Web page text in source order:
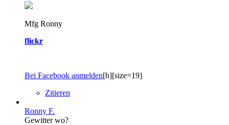
Mfg Ronny
flickr
Bei Facebook anmelden[b][size=19]
Zitieren
Ronny F.
Gewitter wo?